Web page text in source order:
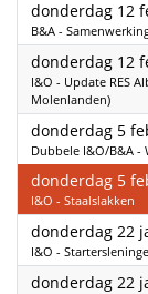
donderdag 12
B&A -
donderdag 12
I&O - Update RES
Molenlanden)
donderdag 5
Dubbele I&O/B&A -
donderdag 5
I&O - Staalslakken
donderdag 22
I&O -
donderdag 22